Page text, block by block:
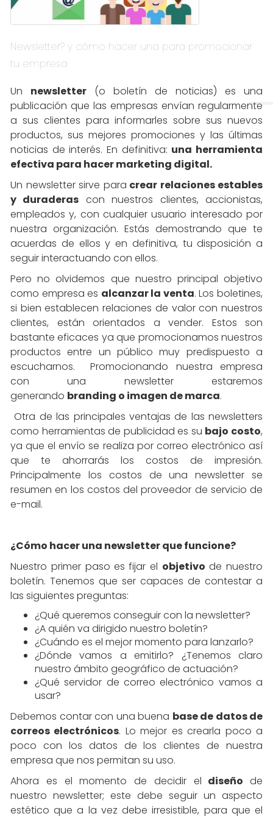
Newsletter? y cómo hacer una para promocionar
tu empresa
Un newsletter (o boletín de noticias) es una
publicación que las empresas envían regularmente
a sus clientes para informarles sobre sus nuevos
productos, sus mejores promociones y las últimas
noticias de interés. En definitiva: una herramienta
efectiva para hacer marketing digital.
Un newsletter sirve para crear relaciones estables
y duraderas con nuestros clientes, accionistas,
empleados y, con cualquier usuario interesado por
nuestra organización. Estás demostrando que te
acuerdas de ellos y en definitiva, tu disposición a
seguir interactuando con ellos.
Pero no olvidemos que nuestro principal objetivo
como empresa es alcanzar la venta. Los boletines,
si bien establecen relaciones de valor con nuestros
clientes, están orientados a vender. Estos son
bastante eficaces ya que promocionamos nuestros
productos entre un público muy predispuesto a
escucharnos. Promocionando nuestra empresa
con una newsletter estaremos
generando branding o imagen de marca.
Otra de las principales ventajas de las newsletters
como herramientas de publicidad es su bajo costo,
ya que el envío se realiza por correo electrónico así
que te ahorrarás los costos de impresión.
Principalmente los costos de una newsletter se
resumen en los costos del proveedor de servicio de
e-mail.
¿Cómo hacer una newsletter que funcione?
Nuestro primer paso es fijar el objetivo de nuestro
boletín. Tenemos que ser capaces de contestar a
las siguientes preguntas:
¿Qué queremos conseguir con la newsletter?
¿A quién va dirigido nuestro boletín?
¿Cuándo es el mejor momento para lanzarlo?
¿Dónde vamos a emitirlo? ¿Tenemos claro
nuestro ámbito geográfico de actuación?
¿Qué servidor de correo electrónico vamos a
usar?
Debemos contar con una buena base de datos de
correos electrónicos. Lo mejor es crearla poco a
poco con los datos de los clientes de nuestra
empresa que nos permitan su uso.
Ahora es el momento de decidir el diseño de
nuestro newsletter; este debe seguir un aspecto
estético que a la vez debe irresistible, para que el